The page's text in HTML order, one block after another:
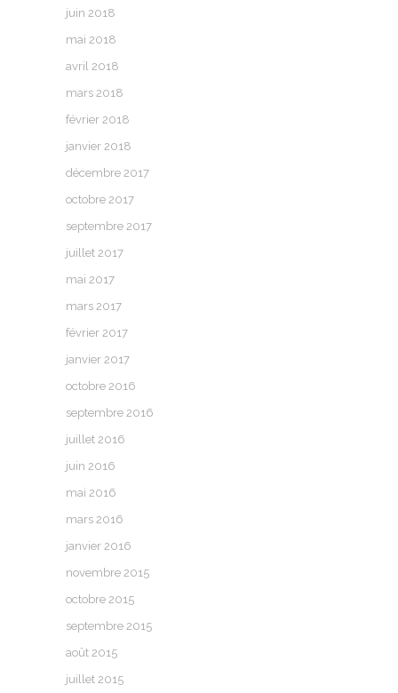
juin 2018
mai 2018
avril 2018
mars 2018
février 2018
janvier 2018
décembre 2017
octobre 2017
septembre 2017
juillet 2017
mai 2017
mars 2017
février 2017
janvier 2017
octobre 2016
septembre 2016
juillet 2016
juin 2016
mai 2016
mars 2016
janvier 2016
novembre 2015
octobre 2015
septembre 2015
août 2015
juillet 2015